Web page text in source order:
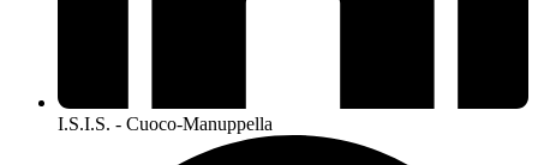
I.S.I.S. - Cuoco-Manuppella